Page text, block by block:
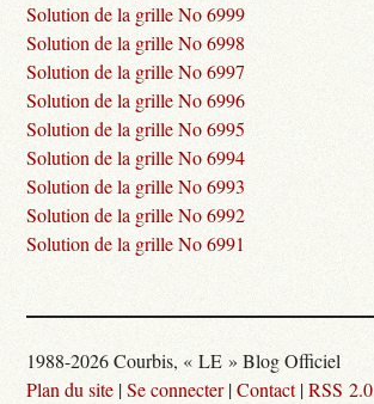
Solution de la grille No 6999
Solution de la grille No 6998
Solution de la grille No 6997
Solution de la grille No 6996
Solution de la grille No 6995
Solution de la grille No 6994
Solution de la grille No 6993
Solution de la grille No 6992
Solution de la grille No 6991
1988-2026 Courbis, « LE » Blog Officiel
Plan du site |Se connecter|Contact|RSS 2.0